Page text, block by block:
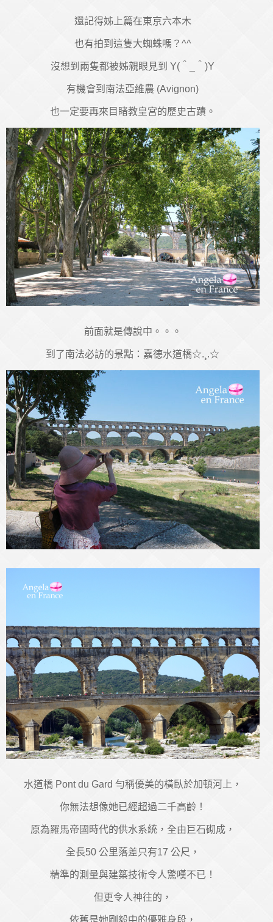
還記得姊上篇在東京六本木
也有拍到這隻大蜘蛛嗎？^^
沒想到兩隻都被姊親眼見到 Y(＾_＾)Y
有機會到南法亞維農 (Avignon)
也一定要再來目睹教皇宮的歷史古蹟。
前面就是傳說中。。。
到了南法必訪的景點：嘉德水道橋☆.¸.☆
水道橋 Pont du Gard 勻稱優美的橫臥於加頓河上，
你無法想像她已經超過二千高齡！
原為羅馬帝國時代的供水系統，全由巨石砌成，
全長50 公里落差只有17 公尺，
精準的測量與建築技術令人驚嘆不已！
但更令人神往的，
依舊是她剛毅中的優雅身段，